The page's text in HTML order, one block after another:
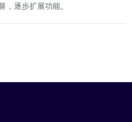
，逐步扩展功能。